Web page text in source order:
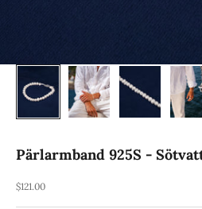
Pärlarmband 925S -
REA-pris
$121.00